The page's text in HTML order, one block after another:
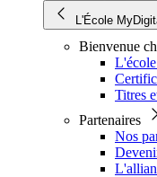
L'École
Bienvenue
Titres
Partenaires
Nos